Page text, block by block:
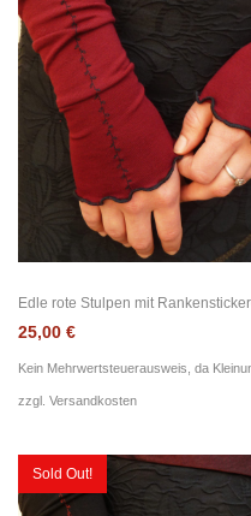
Edle rote Stulpen mit
25,00 €
Kein Mehrwertsteuerausweis, da
zzgl. Versandkosten
Sold Out!